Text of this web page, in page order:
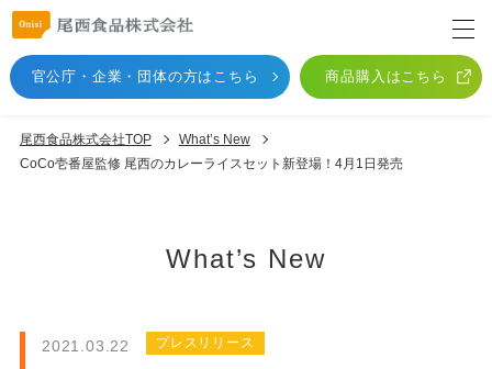
官公庁・企業・団体の方はこちら 商品購入はこちら
尾西食品株式会社TOP
What’s New
CoCo壱番屋監修 尾西のカレーライスセット新登場！4月1日発売
What’s New
2021.03.22 プレスリリース